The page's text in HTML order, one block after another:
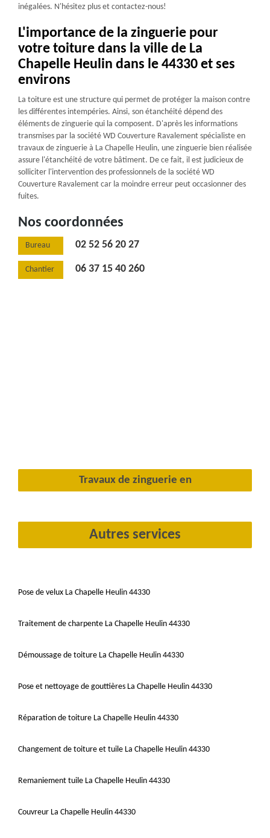
inégalées. N'hésitez plus et contactez-nous!
L'importance de la zinguerie pour
votre toiture dans la ville de La
Chapelle Heulin dans le 44330 et ses
environs
La toiture est une structure qui permet de protéger la maison contre
les différentes intempéries. Ainsi, son étanchéité dépend des
éléments de zinguerie qui la composent. D'après les informations
transmises par la société WD Couverture Ravalement spécialiste en
travaux de zinguerie à La Chapelle Heulin, une zinguerie bien réalisée
assure l'étanchéité de votre bâtiment. De ce fait, il est judicieux de
solliciter l'intervention des professionnels de la société WD
Couverture Ravalement car la moindre erreur peut occasionner des
fuites.
Nos coordonnées
Bureau 02 52 56 20 27
Chantier 06 37 15 40 260
Travaux de zinguerie en
Autres services
Pose de velux La Chapelle Heulin 44330
Traitement de charpente La Chapelle Heulin 44330
Démoussage de toiture La Chapelle Heulin 44330
Pose et nettoyage de gouttières La Chapelle Heulin 44330
Réparation de toiture La Chapelle Heulin 44330
Changement de toiture et tuile La Chapelle Heulin 44330
Remaniement tuile La Chapelle Heulin 44330
Couvreur La Chapelle Heulin 44330